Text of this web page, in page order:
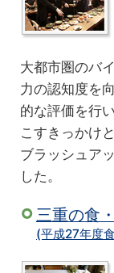
大都市圏のバ
力の認知度を
的な評価を行
こすきっかけ
ブラッシュア
した。
三重の食
(平成27年度